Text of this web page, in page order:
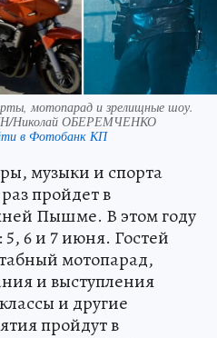
мотопарад и зрелищные шоу.
Николай ОБЕРЕМЧЕНКО
в Фотобанк КП
музыки и спорта
пройдет в
Пышме. В этом году
6 и 7 июня. Гостей
мотопарад,
и выступления
и другие
пройдут в